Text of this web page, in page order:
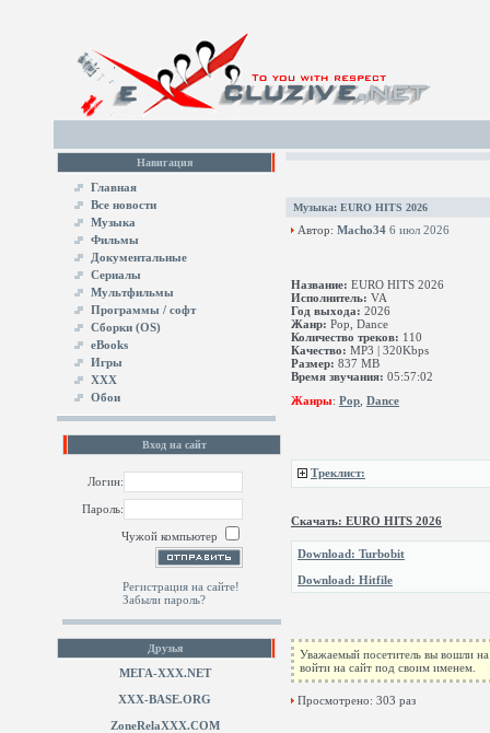
Навигация
Главная
Все новости
Музыка
Фильмы
Документальные
Сериалы
Мультфильмы
Программы / софт
Сборки (OS)
eBooks
Игры
XXX
Обои
Вход на сайт
Логин:
Пароль:
Чужой компьютер
Регистрация на сайте!
Забыли пароль?
Друзья
МЕГА-ХХХ.NET
XXX-BASE.ORG
ZoneRelaXXX.COM
Музыка: EURO HITS 2026
Автор: Macho34 6 июл 2026
Название: EURO HITS 2026
Исполнитель: VA
Год выхода: 2026
Жанр: Pop, Dance
Количество треков: 110
Качество: MP3 | 320Kbps
Размер: 837 MB
Время звучания: 05:57:02
Жанры: Pop Dance
Треклист:
Скачать: EURO HITS 2026
Download: Turbobit
Download: Hitfile
Уважаемый посетитель вы вошли на
войти на сайт под своим именем.
Просмотрено: 303 раз